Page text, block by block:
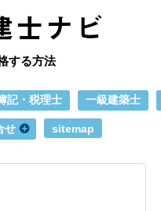
する方法
記・税理士 一級建築士
せ sitemap